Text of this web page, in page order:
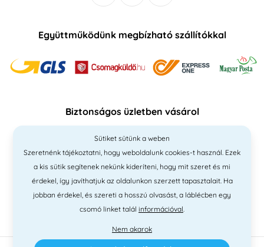
Együttműködünk megbízható szállítókkal
Biztonságos üzletben vásárol
Sütiket sütünk a weben
Szeretnénk tájékoztatni, hogy weboldalunk cookies-t használ. Ezek
a kis sütik segítenek nekünk kideríteni, hogy mit szeret és mi
érdekel, így javíthatjuk az oldalunkon szerzett tapasztalait. Ha
jobban érdekel, és szereti a hosszú olvasást, a láblécben egy
csomó linket talál információval.
Nem akarok